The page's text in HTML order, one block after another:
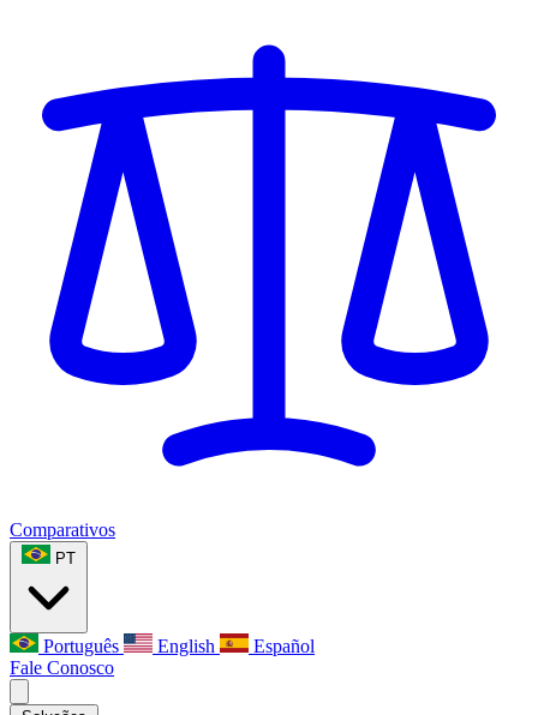
Comparativos
PT
Português English
Español
Fale Conosco